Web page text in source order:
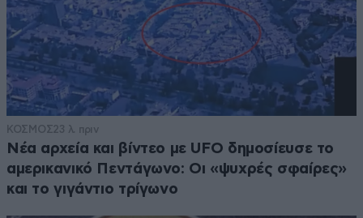
ΚΟΣΜΟΣ23 λ. πριν
Νέα αρχεία και βίντεο με UFO δημοσίευσε το
αμερικανικό Πεντάγωνο: Οι «ψυχρές σφαίρες»
και το γιγάντιο τρίγωνο